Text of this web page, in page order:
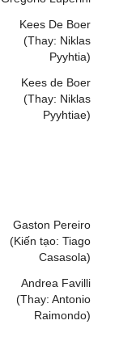
Kees De Boer
(Thay: Niklas
Pyyhtia)
Kees de Boer
(Thay: Niklas
Pyyhtiae)
Gaston Pereiro
(Kiến tạo: Tiago
Casasola)
Andrea Favilli
(Thay: Antonio
Raimondo)